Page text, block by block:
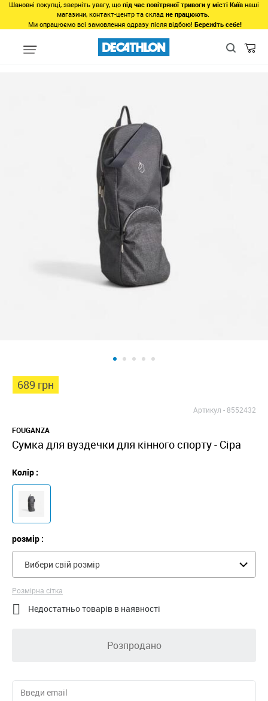
Шановні покупці, зверніть увагу, що під час повітряної тривоги у місті Київ наші
магазини, контакт-центр та склад не працюють.
Ми опрацюємо всі замовлення одразу після відбою! Бережіть себе!
unlinked Сумка для вуздечки для кінного спорту - Сіра
689 грн
Артикул -8552432
FOUGANZA
Сумка для вуздечки для кінного спорту - Сіра
Колір :
розмір :
Вибери свій розмір
Розмірна сітка
 Недостатньо товарів в наявності
Розпродано